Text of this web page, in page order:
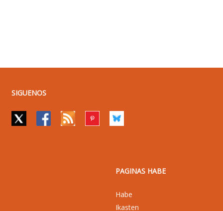
SIGUENOS
PAGINAS HABE
Habe
Ikasten